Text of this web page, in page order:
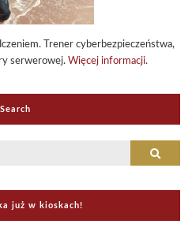
Trener cyberbezpieczeństwa,
serwerowej. Więcej informacji.
Search
już w kioskach!